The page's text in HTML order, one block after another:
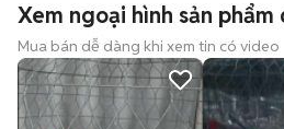
Xem ngoại hình sản
Mua bán dễ dàng khi xem tin có video